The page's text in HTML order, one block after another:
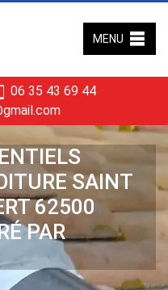
06 35 43 69 44
MENU
SAINT
62500
PAR